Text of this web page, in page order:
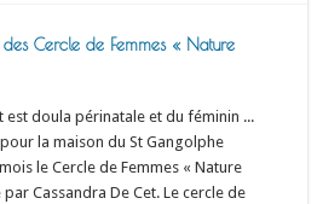
Cercle de Femmes « Nature
est doula périnatale et du féminin ...
la maison du St Gangolphe
le Cercle de Femmes « Nature
Cassandra De Cet. Le cercle de